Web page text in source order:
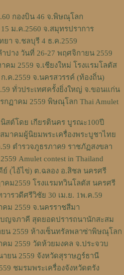
กองบิน 46 จ.พิษณุโลก
ม.ค.2560 จ.สมุทรปราการ
ยา จ.ชลบุรี 4 ธ.ค.2559
ปาง วันที่ 26-27 พฤศจิกายน 2559
คม 2559 จ.เชียงใหม่ โรงแรมโลตัส
.ค.2559 จ.นครสวรรค์ (ท้องถิ่น)
ทั่วประเทศครั้งยิ่งใหญ่ จ.ขอนแก่น
กฏาคม 2559 พิษณุโลก Thai Amulet
สต์โดย เกียรตินคร บูรณะ100ปี
มาคมผู้นิยมพระเครื่องพระบูชาไทย
ตำรวจภูธรภาค9 ราชภัฏสงขลา
Amulet contest in Thailand
(ไอ้ไข่) ต.ฉลอง อ.สิชล นครศรี
คม2559 โรงแรมทวินโลตัส นครศรี
ารวดีศรีวิชัย 30 เม.ย. 1พ.ค.59
คม 2559 จ.นครราชสีมา
บญจภาคี สุดยอดปรารถนานักสะสม
ยน 2559 ห้างเซ็นทรัลพลาซ่าพิษณุโลก
คม 2559 วัดห้วยมงคล จ.ประจวบ
ายน 2559 จังหวัดสุราษฎร์ธานี
ชมรมพระเครื่องจังหวัดตรัง